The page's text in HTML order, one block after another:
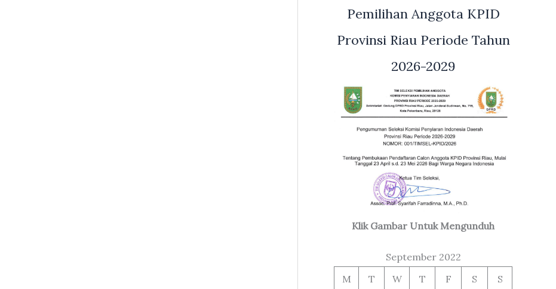
Pemilihan Anggota KPID
Provinsi Riau Periode Tahun
2026-2029
Klik Gambar Untuk Mengunduh
September 2022
M
T W T F S S